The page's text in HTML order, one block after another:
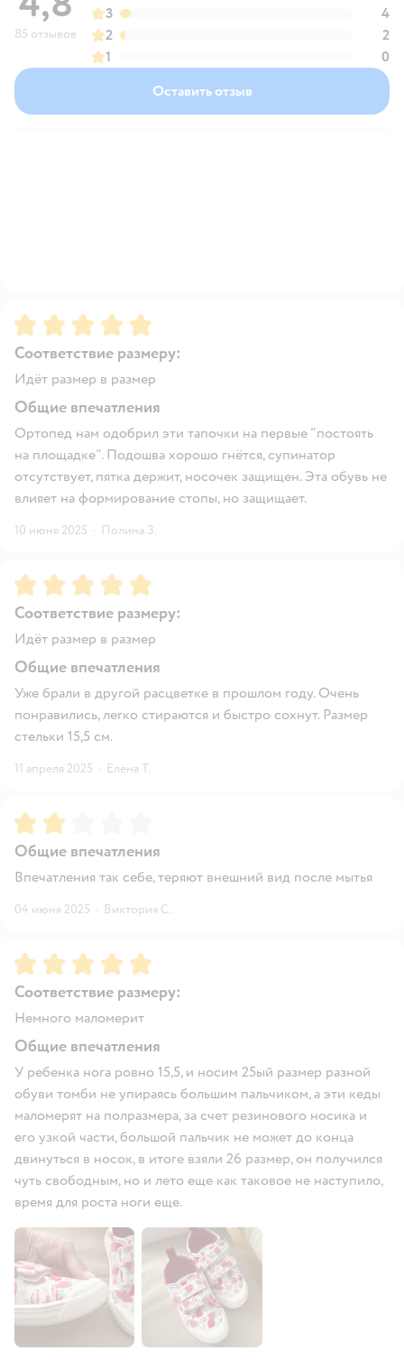
85 отзывов
3
4
2
2
1
0
Оставить отзыв
Рейтинг:5
Соответствие размеру:
Идёт размер в размер
Общие впечатления
Ортопед нам одобрил эти тапочки на первые "постоять
на площадке". Подошва хорошо гнётся, супинатор
отсутствует, пятка держит, носочек защищен. Эта обувь не
влияет на формирование стопы, но защищает.
10 июня 2025 · Полина З.
Рейтинг:5
Соответствие размеру:
Идёт размер в размер
Общие впечатления
Уже брали в другой расцветке в прошлом году. Очень
понравились, легко стираются и быстро сохнут. Размер
стельки 15,5 см.
11 апреля 2025 · Елена Т.
Рейтинг:
Общие впечатления
Впечатления так себе, теряют внешний вид после мытья
04 июня 2025 · Виктория С.
Рейтинг:5
Соответствие размеру:
Немного маломерит
Общие впечатления
У ребенка нога ровно 15,5, и носим 25ый размер разной
обуви томби не упираясь большим пальчиком, а эти кеды
маломерят на полразмера, за счет резинового носика и
его узкой части, большой пальчик не может до конца
двинуться в носок, в итоге взяли 26 размер, он получился
чуть свободным, но и лето еще как таковое не наступило,
время для роста ноги еще.